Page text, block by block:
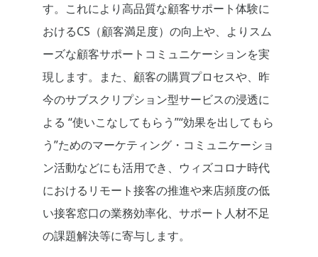
す。これにより高品質な顧客サポート体験に
おけるCS（顧客満足度）の向上や、よりスム
ーズな顧客サポートコミュニケーションを実
現します。また、顧客の購買プロセスや、昨
今のサブスクリプション型サービスの浸透に
よる “使いこなしてもらう”“効果を出してもら
う”ためのマーケティング・コミュニケーショ
ン活動などにも活用でき、ウィズコロナ時代
におけるリモート接客の推進や来店頻度の低
い接客窓口の業務効率化、サポート人材不足
の課題解決等に寄与します。